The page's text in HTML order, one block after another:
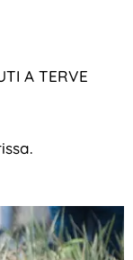
A TERVE